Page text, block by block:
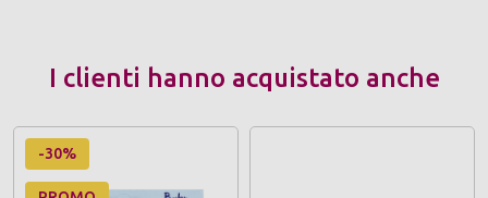
I clienti hanno acquistato anche
-30%